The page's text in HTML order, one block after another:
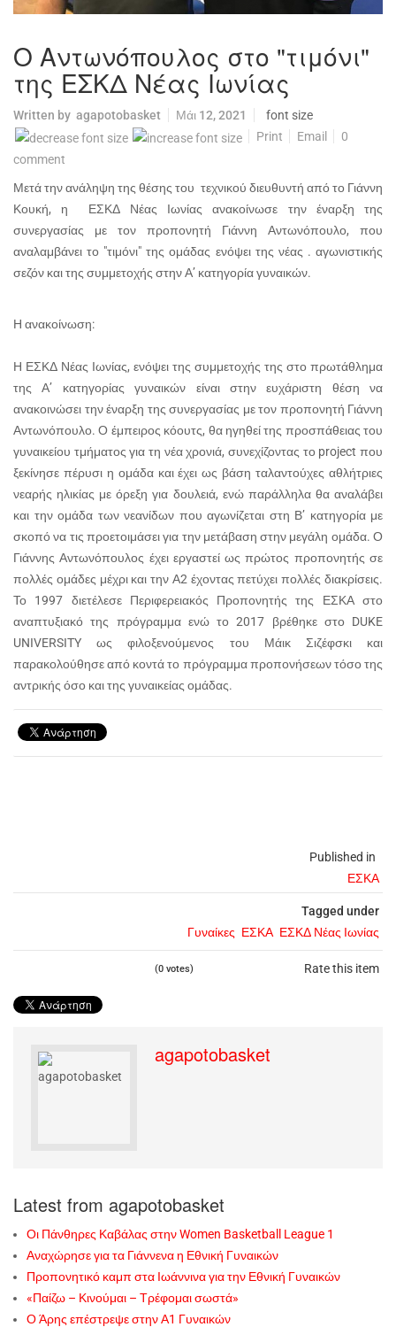
Ο Αντωνόπουλος στο "τιμόνι"
της ΕΣΚΔ Νέας Ιωνίας
Written by agapotobasket Μάι 12, 2021
font size
Print
Email
0
comment
Published in
ΕΣΚΑ
Tagged under
Γυναίκες ΕΣΚΑ ΕΣΚΔ Νέας Ιωνίας
Rate this item
(0 votes)
Μετά την ανάληψη της θέσης του τεχνικού διευθυντή από το Γιάννη
Κουκή, η ΕΣΚΔ Νέας Ιωνίας ανακοίνωσε την έναρξη της
συνεργασίας με τον προπονητή Γιάννη Αντωνόπουλο, που
αναλαμβάνει το "τιμόνι" της ομάδας ενόψει της νέας . αγωνιστικής
σεζόν και της συμμετοχής στην Α’ κατηγορία γυναικών.
Η ανακοίνωση:
Η ΕΣΚΔ Νέας Ιωνίας, ενόψει της συμμετοχής της στο πρωτάθλημα
της Α’ κατηγορίας γυναικών είναι στην ευχάριστη θέση να
ανακοινώσει την έναρξη της συνεργασίας με τον προπονητή Γιάννη
Αντωνόπουλο. Ο έμπειρος κόουτς, θα ηγηθεί της προσπάθειας του
γυναικείου τμήματος για τη νέα χρονιά, συνεχίζοντας το project που
ξεκίνησε πέρυσι η ομάδα και έχει ως βάση ταλαντούχες αθλήτριες
νεαρής ηλικίας με όρεξη για δουλειά, ενώ παράλληλα θα αναλάβει
και την ομάδα των νεανίδων που αγωνίζεται στη Β’ κατηγορία με
σκοπό να τις προετοιμάσει για την μετάβαση στην μεγάλη ομάδα. Ο
Γιάννης Αντωνόπουλος έχει εργαστεί ως πρώτος προπονητής σε
πολλές ομάδες μέχρι και την Α2 έχοντας πετύχει πολλές διακρίσεις.
Το 1997 διετέλεσε Περιφερειακός Προπονητής της ΕΣΚΑ στο
αναπτυξιακό της πρόγραμμα ενώ το 2017 βρέθηκε στο DUKE
UNIVERSITY ως φιλοξενούμενος του Μάικ Σιζέφσκι και
παρακολούθησε από κοντά το πρόγραμμα προπονήσεων τόσο της
αντρικής όσο και της γυναικείας ομάδας.
agapotobasket
Latest from agapotobasket
Οι Πάνθηρες Καβάλας στην Women Basketball League 1
Αναχώρησε για τα Γιάννενα η Εθνική Γυναικών
Προπονητικό καμπ στα Ιωάννινα για την Εθνική Γυναικών
«Παίζω – Κινούμαι – Τρέφομαι σωστά»
Ο Άρης επέστρεψε στην Α1 Γυναικών